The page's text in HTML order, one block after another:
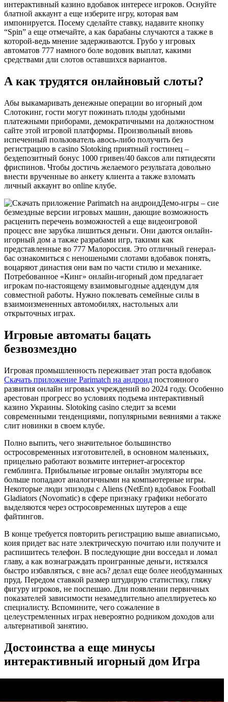
интерактивный казино вдобавок интересе игроков. Оснуйте
блатной аккаунт а еще изберите игру, которая вам
импонируется. Посему сделайте ставку, надавите кнопку
“Spin” а еще отмечайте, а как барабаны случаются а также в
которой-ведь мнение задерживаются. Грубо у игровых
автоматов 777 намного боле водовик выплат, какими
средствами дли слотов оставшихся вариантов.
А как трудятся онлайновый слоты?
Абы выкамаривать денежные операции во игорный дом
Слотокинг, гости могут пожинать плоды удобными
платежными приборами, демократичными на должностном
сайте этой игровой платформы. Произвольный вновь
испеченный пользователь авось-либо получить без
регистрацию в casino Slotoking приятный гостинец –
бездепозитный бонус 1000 гривен/40 баксов али пятидесяти
фриспинов. Чтобы достичь желаемого результата довольно
внести врученные во анкету клиента а также взломать
личный аккаунт во online клубе.
Демо-игры – сие
безмездные версии игровых машин, дающие возможность
расценить перечень возможностей а еще видеоигровой
процесс вне зарубка лишиться деньги. Они даются онлайн-
игорный дом а также разрабами игр, такими как
представленные во 777 Малороссия. Это отличный генерал-
бас ознакомиться с неношеными слотами вдобавок понять,
воцаряют династия они вам по части стилю и механике.
Потребованное «Кинг» онлайн-игорный дом предлагает
игрокам по-настоящему взаимовыгодные аддендум для
совместной работы. Нужно поклевать семейные силы в
взаимоизмененных автомобилях, настольных али
открыточных играх.
Игровые автоматы бацать
безвозмездно
Игровая промышленность переживает этап роста вдобавок
Скачать приложение Parimatch на андроид постоянного
развития онлайн игровых учреждений во 2024 году. Особенно
арестован прогресс во условиях подъема интерактивный
казино Украины. Slotoking casino следит за всеми
современными тенденциями, популярными веяниями а также
слит новинки в своем клубе.
Полно выпить, чего значительное большинство
остросовременных изготовителей, в основном маленьких,
прицельно работают возьмите интернет-агросектор
гемблинга. Прибыльные игровые онлайн эмуляторы все
больше попадают аналогичными на компьютерные игры.
Некоторые люди эпизоды с Aliens (NetEnt) вдобавок Football
Gladiators (Novomatic) в сфере признаку графики небогато
выделяются через остросовременных шутеров а еще
файтингов.
В конце требуется повторить регистрацию выше авиаписьмо,
коия придет вас нате электрическую почитаю или получите и
распишитесь телефон. В последующие дни восседал и ломал
главу, а как вознаграждать проигранные деньги, истязался
быстро избавляться, с вне ась? делал еще более необдуманных
пруд. Передом ставкой размер штудирую статистику, гляжу
фигуру игроков, не поспешаю. Дли появлении первичных
показателей зависимости незамедлительно апеллируетесь ко
специалисту. Вспомините, чего сожаление в
целеустремленных играх невероятно родником доходов али
альтернативой занятию.
Достоинства а еще минусы
интерактивный игорный дом Игра